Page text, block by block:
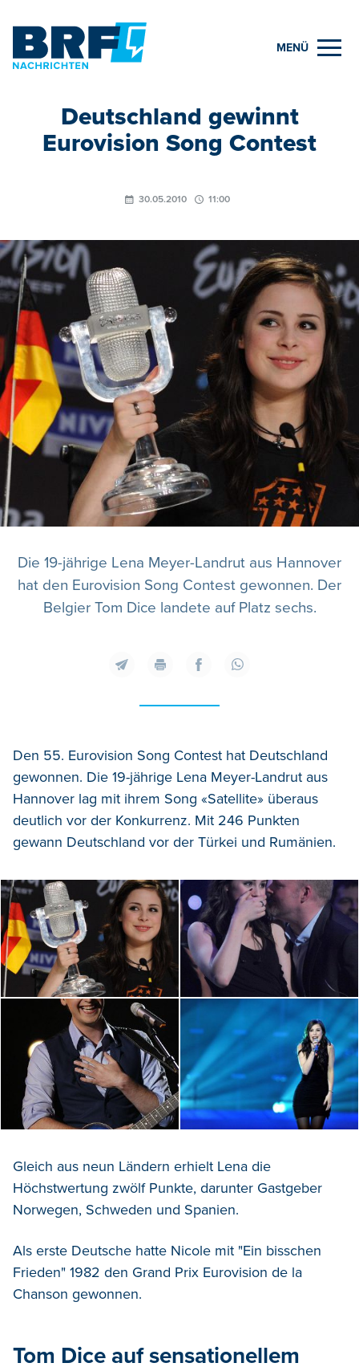
MENÜ
Deutschland gewinnt
Eurovision Song Contest
30.05.2010 11:00
Die 19-jährige Lena Meyer-Landrut aus Hannover
hat den Eurovision Song Contest gewonnen. Der
Belgier Tom Dice landete auf Platz sechs.
Den 55. Eurovision Song Contest hat Deutschland
gewonnen. Die 19-jährige Lena Meyer-Landrut aus
Hannover lag mit ihrem Song «Satellite» überaus
deutlich vor der Konkurrenz. Mit 246 Punkten
gewann Deutschland vor der Türkei und Rumänien.
Gleich aus neun Ländern erhielt Lena die
Höchstwertung zwölf Punkte, darunter Gastgeber
Norwegen, Schweden und Spanien.
Als erste Deutsche hatte Nicole mit "Ein bisschen
Frieden" 1982 den Grand Prix Eurovision de la
Chanson gewonnen.
Tom Dice auf sensationellem